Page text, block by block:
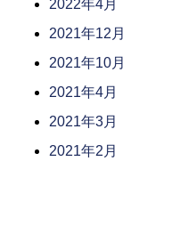
2022年4月
2021年12月
2021年10月
2021年4月
2021年3月
2021年2月